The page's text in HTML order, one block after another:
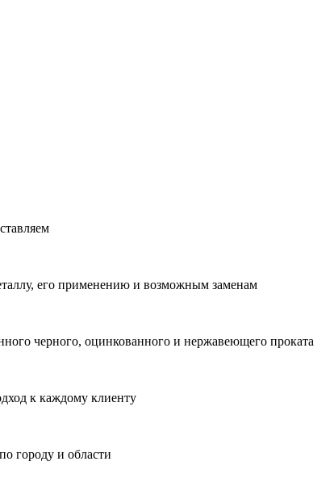
его применению и возможным заменам
черного, оцинкованного и нержавеющего проката
к каждому клиенту
городу и области